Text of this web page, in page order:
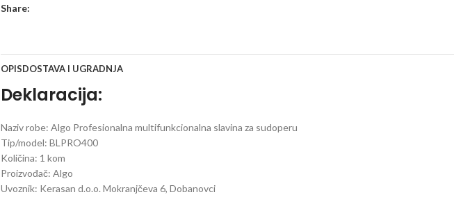
Share:
OPISDOSTAVA I UGRADNJA
Deklaracija:
Naziv robe: Algo Profesionalna multifunkcionalna slavina za sudoperu
Tip/model: BLPRO400
Količina: 1 kom
Proizvođač: Algo
Uvoznik: Kerasan d.o.o. Mokranjčeva 6, Dobanovci